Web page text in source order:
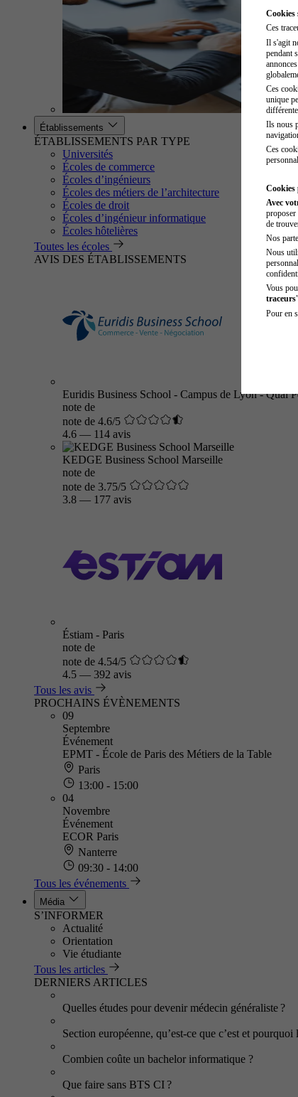
Établissements
ÉTABLISSEMENTS PAR TYPE
Universités
Écoles de commerce
Écoles d’ingénieurs
Écoles des métiers de l’architecture
Écoles de droit
Écoles d’ingénieur informatique
Écoles hôtelières
Toutes les écoles
AVIS DES ÉTABLISSEMENTS
Euridis Business School - Campus de Lyon - Quai
note de
note de 4.6/5
4.6 — 114 avis
KEDGE Business School Marseille
note de
note de 3.75/5
3.8 — 177 avis
Éstiam - Paris
note de
note de 4.54/5
4.5 — 392 avis
Tous les avis
PROCHAINS ÉVÈNEMENTS
09
Septembre
Événement
EPMT - École de Paris des Métiers de la Table
Paris
13:00 - 15:00
04
Novembre
Événement
ECOR Paris
Nanterre
09:30 - 14:00
Tous les événements
Média
S’INFORMER
Actualité
Orientation
Vie étudiante
Tous les articles
DERNIERS ARTICLES
Quelles études pour devenir médecin généraliste ?
Section européenne, qu’est-ce que c’est et
Combien coûte un bachelor informatique ?
Que faire sans BTS CI ?
Cookies
Ces
Il s'agit
pendant
Ces
unique
Ils nous
Ces
Cookies
Avec
proposer
de
Nos
Nous
Vous
traceurs
Pour en